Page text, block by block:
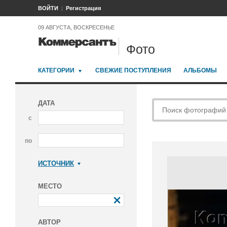
ВОЙТИ Регистрация
09 АВГУСТА, ВОСКРЕСЕНЬЕ
Фото
КАТЕГОРИИ СВЕЖИЕ ПОСТУПЛЕНИЯ АЛЬБОМЫ
ДАТА
с
по
ИСТОЧНИК
МЕСТО
АВТОР